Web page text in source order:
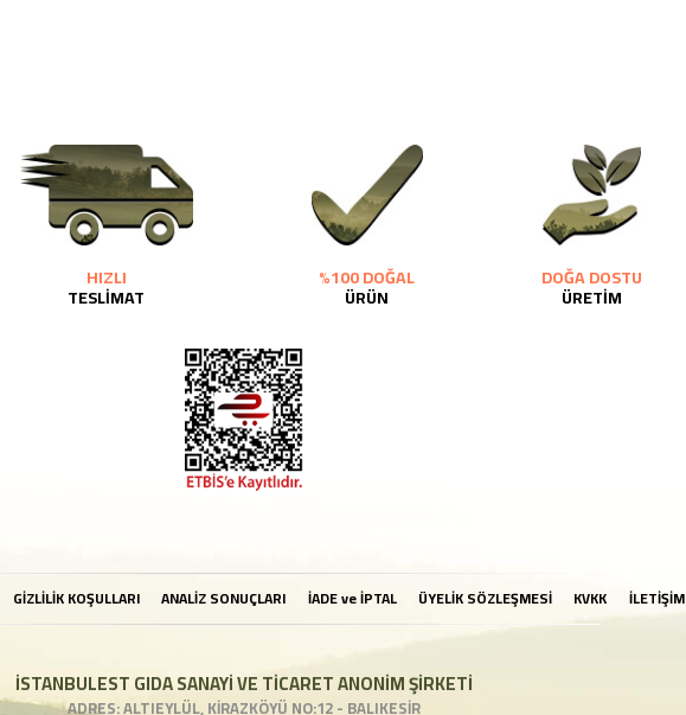
HIZLI
TESLİMAT
%100 DOĞAL
ÜRÜN
DOĞA DOSTU
ÜRETİM
GİZLİLİK KOŞULLARI ANALİZ SONUÇLARI İADE ve İPTAL ÜYELİK SÖZLEŞMESİ KVKK İLETİŞİM
İSTANBULEST GIDA SANAYİ VE TİCARET ANONİM ŞİRKETİ
ADRES: ALTIEYLÜL, KİRAZKÖYÜ NO:12 - BALIKESİR